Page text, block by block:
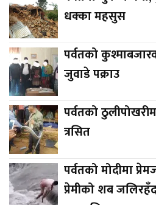
धक्का महसुस
पर्वतको
जुवाडे पक्राउ
पर्वतको
त्रसित
पर्वतको मोदीमा
प्रेमीको शब